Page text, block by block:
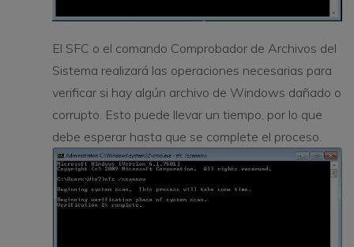
El SFC o el comando Comprobador de Archivos del
Sistema realizará las operaciones necesarias para
verificar si hay algún archivo de Windows dañado o
corrupto. Esto puede llevar un tiempo, por lo que
debe esperar hasta que se complete el proceso.